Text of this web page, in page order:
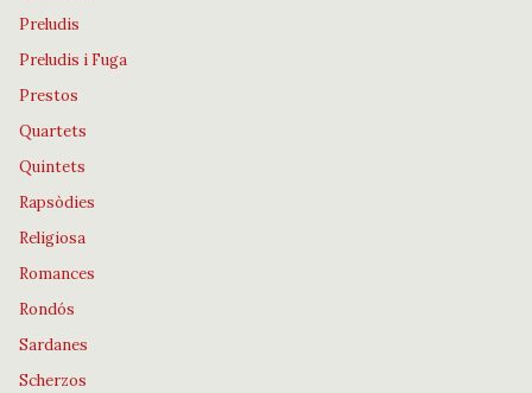
Preludis
Preludis i Fuga
Prestos
Quartets
Quintets
Rapsòdies
Religiosa
Romances
Rondós
Sardanes
Scherzos